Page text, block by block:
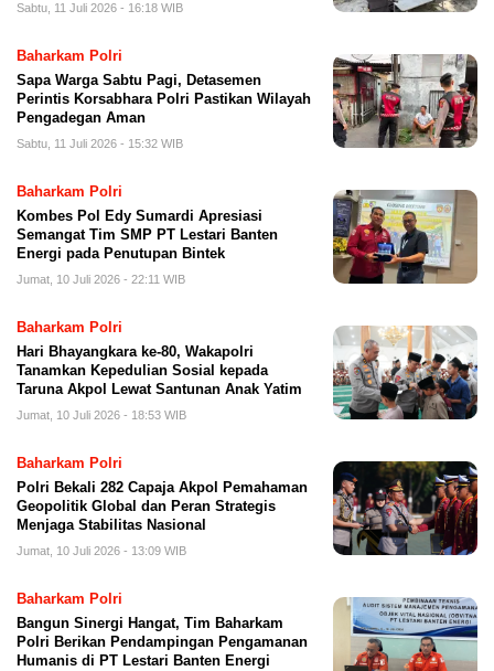
Sabtu, 11 Juli 2026 - 16:18 WIB
Baharkam Polri
Sapa Warga Sabtu Pagi, Detasemen
Perintis Korsabhara Polri Pastikan Wilayah
Pengadegan Aman
Sabtu, 11 Juli 2026 - 15:32 WIB
Baharkam Polri
Kombes Pol Edy Sumardi Apresiasi
Semangat Tim SMP PT Lestari Banten
Energi pada Penutupan Bintek
Jumat, 10 Juli 2026 - 22:11 WIB
Baharkam Polri
Hari Bhayangkara ke-80, Wakapolri
Tanamkan Kepedulian Sosial kepada
Taruna Akpol Lewat Santunan Anak Yatim
Jumat, 10 Juli 2026 - 18:53 WIB
Baharkam Polri
Polri Bekali 282 Capaja Akpol Pemahaman
Geopolitik Global dan Peran Strategis
Menjaga Stabilitas Nasional
Jumat, 10 Juli 2026 - 13:09 WIB
Baharkam Polri
Bangun Sinergi Hangat, Tim Baharkam
Polri Berikan Pendampingan Pengamanan
Humanis di PT Lestari Banten Energi